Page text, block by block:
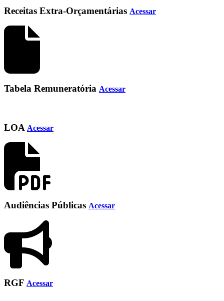
Receitas Extra-Orçamentárias Acessar
Tabela Remuneratória Acessar
LOA Acessar
Audiências Públicas Acessar
RGF Acessar